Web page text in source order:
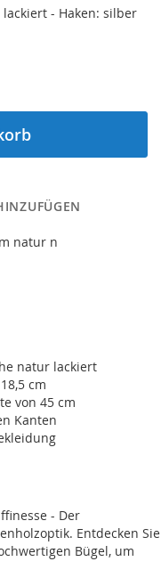
- Haken: silber
natur n
natur lackiert
cm
von 45 cm
Kanten
- Der
Entdecken Sie
Bügel, um